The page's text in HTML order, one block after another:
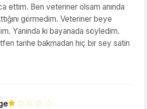
ettim. Ben veteriner olsam anında
görmedim. Veteriner beye
Yaninda ki bayanada söyledim.
tarihe bakmadan hiç bir sey satin